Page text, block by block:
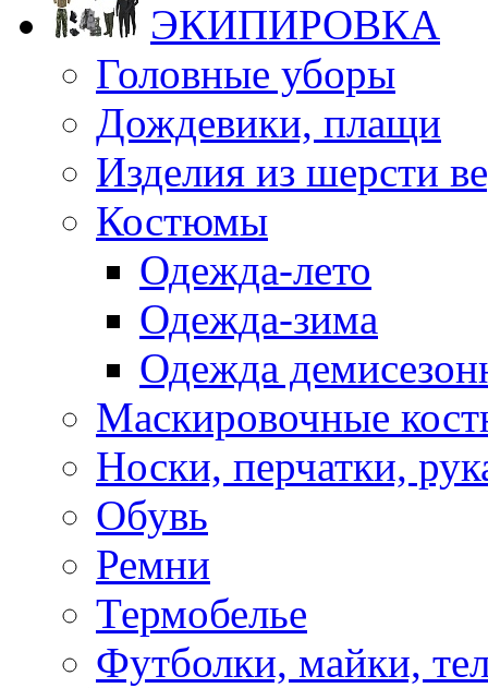
ЭКИПИРОВКА
Головные уборы
Дождевики, плащи
Изделия из шерсти
Костюмы
Одежда-лето
Одежда-зима
Одежда
Маскировочные
Носки, перчатки,
Обувь
Ремни
Термобелье
Футболки, майки,